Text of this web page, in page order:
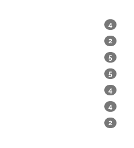
4
2
5
5
4
4
2